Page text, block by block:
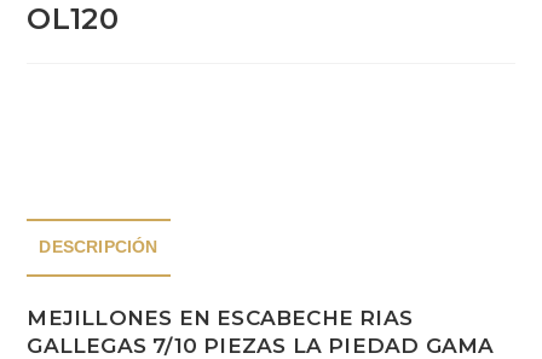
OL120
DESCRIPCIÓN
MEJILLONES EN ESCABECHE RIAS
GALLEGAS 7/10 PIEZAS LA PIEDAD GAMA